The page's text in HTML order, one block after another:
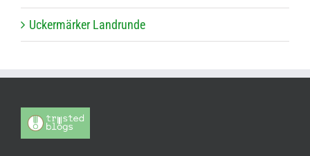
Ucker­mär­ker Landrunde